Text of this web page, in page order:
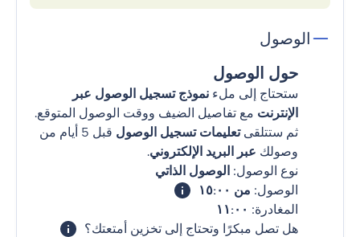
الوصول
حول الوصول
ستحتاج إلى ملء نموذج تسجيل الوصول عبر
الإنترنت مع تفاصيل الضيف ووقت الوصول المتوقع.
ثم ستتلقىتعليمات تسجيل الوصول
قبل 5 أيام من
وصولك عبر البريد الإلكتروني.
نوع الوصول: الوصول الذاتي
الوصول: من ١٥:٠٠
المغادرة: ١١:٠٠
هل تصل مبكرًا وتحتاج إلى تخزين أمتعتك؟